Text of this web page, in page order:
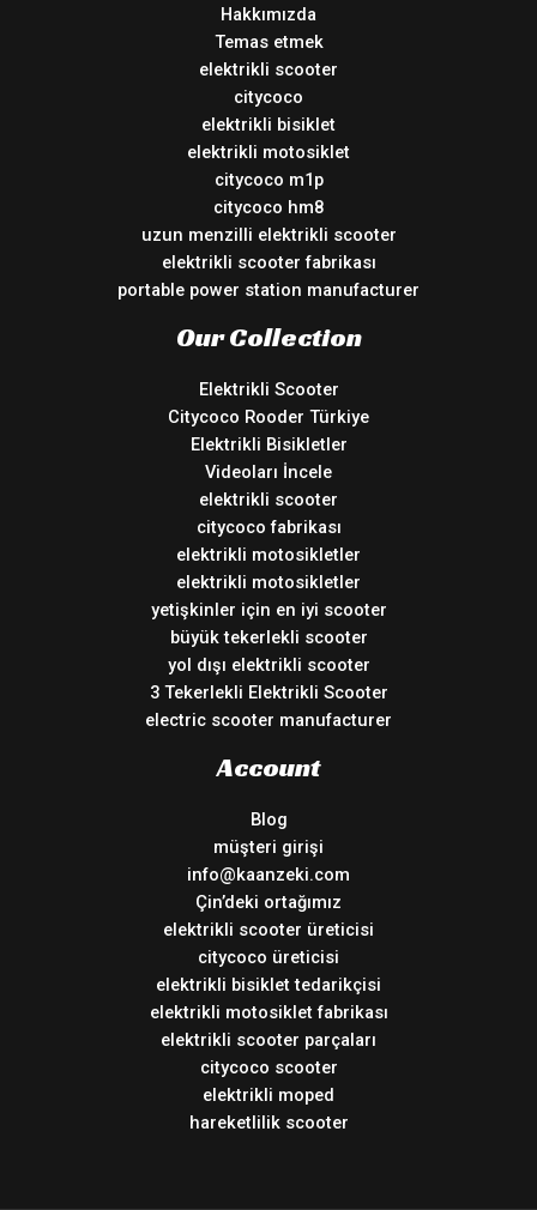
Hakkımızda
Temas etmek
elektrikli scooter
citycoco
elektrikli bisiklet
elektrikli motosiklet
citycoco m1p
citycoco hm8
uzun menzilli elektrikli scooter
elektrikli scooter fabrikası
portable power station manufacturer
Our Collection
Elektrikli Scooter
Citycoco Rooder Türkiye
Elektrikli Bisikletler
Videoları İncele
elektrikli scooter
citycoco fabrikası
elektrikli motosikletler
elektrikli motosikletler
yetişkinler için en iyi scooter
büyük tekerlekli scooter
yol dışı elektrikli scooter
3 Tekerlekli Elektrikli Scooter
electric scooter manufacturer
Account
Blog
müşteri girişi
info@kaanzeki.com
Çin’deki ortağımız
elektrikli scooter üreticisi
citycoco üreticisi
elektrikli bisiklet tedarikçisi
elektrikli motosiklet fabrikası
elektrikli scooter parçaları
citycoco scooter
elektrikli moped
hareketlilik scooter